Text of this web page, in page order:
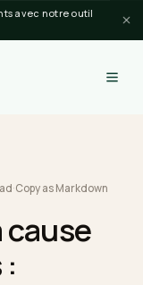
avec notre outil
cause